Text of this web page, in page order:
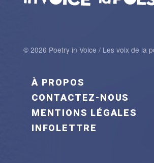
© 2026 Poetry in Voice / Les voix de la
À PROPOS
CONTACTEZ-NOUS
MENTIONS LÉGALES
INFOLETTRE